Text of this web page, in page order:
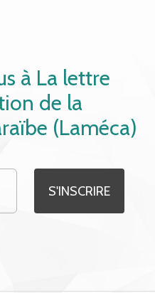
à La lettre
de la
(Laméca)